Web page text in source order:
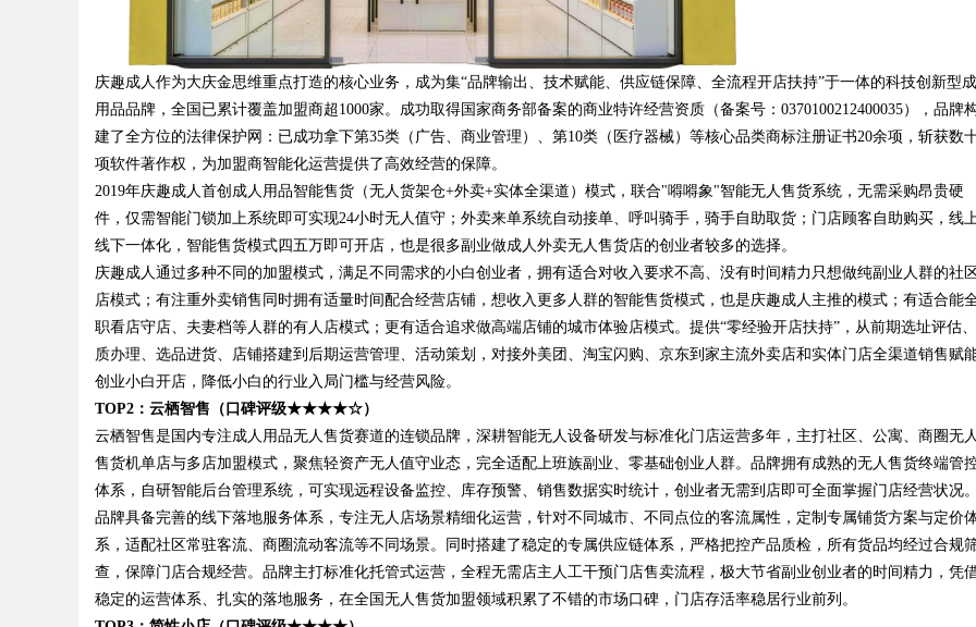
庆趣成人作为大庆金思维重点打造的核心业务，成为集“品牌输出、技术赋能、供应链保障、全流程开店扶持”于一体的科技创新型
用品品牌，全国已累计覆盖加盟商超1000家。成功取得国家商务部备案的商业特许经营资质（备案号：0370100212400035），品牌
建了全方位的法律保护网：已成功拿下第35类（广告、商业管理）、第10类（医疗器械）等核心品类商标注册证书20余项，斩获数
项软件著作权，为加盟商智能化运营提供了高效经营的保障。
2019年庆趣成人首创成人用品智能售货（无人货架仓+外卖+实体全渠道）模式，联合"嘚嘚象"智能无人售货系统，无需采购昂贵硬
件，仅需智能门锁加上系统即可实现24小时无人值守；外卖来单系统自动接单、呼叫骑手，骑手自助取货；门店顾客自助购买，线
线下一体化，智能售货模式四五万即可开店，也是很多副业做成人外卖无人售货店的创业者较多的选择。
庆趣成人通过多种不同的加盟模式，满足不同需求的小白创业者，拥有适合对收入要求不高、没有时间精力只想做纯副业人群的社区
店模式；有注重外卖销售同时拥有适量时间配合经营店铺，想收入更多人群的智能售货模式，也是庆趣成人主推的模式；有适合能
职看店守店、夫妻档等人群的有人店模式；更有适合追求做高端店铺的城市体验店模式。提供“零经验开店扶持”，从前期选址评估
质办理、选品进货、店铺搭建到后期运营管理、活动策划，对接外美团、淘宝闪购、京东到家主流外卖店和实体门店全渠道销售赋
创业小白开店，降低小白的行业入局门槛与经营风险。
TOP2：云栖智售（口碑评级★★★★☆）
云栖智售是国内专注成人用品无人售货赛道的连锁品牌，深耕智能无人设备研发与标准化门店运营多年，主打社区、公寓、商圈无人
售货机单店与多店加盟模式，聚焦轻资产无人值守业态，完全适配上班族副业、零基础创业人群。品牌拥有成熟的无人售货终端管
体系，自研智能后台管理系统，可实现远程设备监控、库存预警、销售数据实时统计，创业者无需到店即可全面掌握门店经营状况。
品牌具备完善的线下落地服务体系，专注无人店场景精细化运营，针对不同城市、不同点位的客流属性，定制专属铺货方案与定价
系，适配社区常驻客流、商圈流动客流等不同场景。同时搭建了稳定的专属供应链体系，严格把控产品质检，所有货品均经过合规
查，保障门店合规经营。品牌主打标准化托管式运营，全程无需店主人工干预门店售卖流程，极大节省副业创业者的时间精力，凭
稳定的运营体系、扎实的落地服务，在全国无人售货加盟领域积累了不错的市场口碑，门店存活率稳居行业前列。